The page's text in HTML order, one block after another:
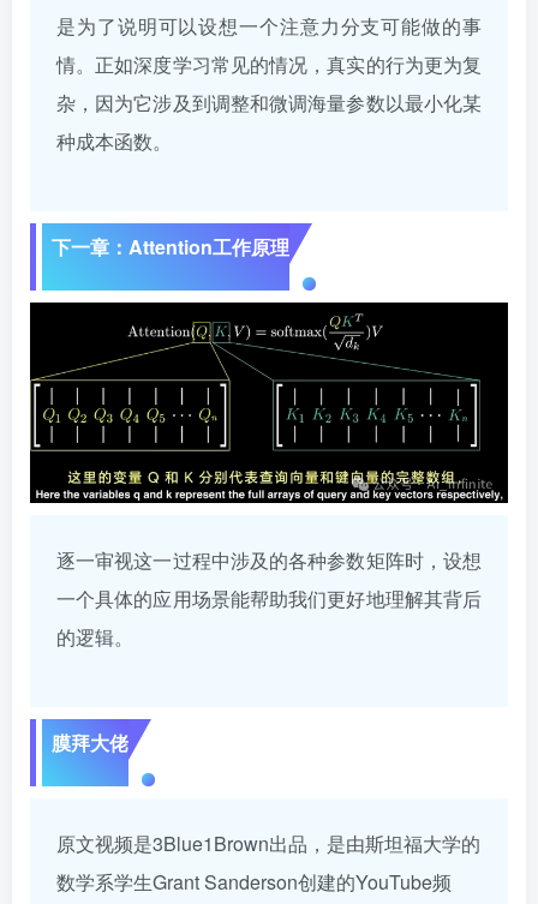
是为了说明可以设想一个注意力分支可能做的事
情。正如深度学习常见的情况，真实的行为更为复
杂，因为它涉及到调整和微调海量参数以最小化某
种成本函数。
下一章：Attention工作原理
逐一审视这一过程中涉及的各种参数矩阵时，设想
一个具体的应用场景能帮助我们更好地理解其背后
的逻辑。
膜拜大佬
原文视频是3Blue1Brown出品，是由斯坦福大学的
数学系学生Grant Sanderson创建的YouTube频